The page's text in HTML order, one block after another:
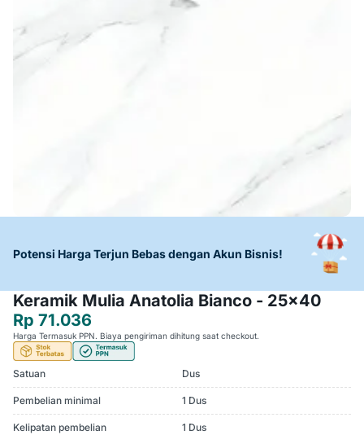
Potensi Harga Terjun Bebas dengan Akun Bisnis!
Keramik Mulia Anatolia Bianco - 25x40
Rp 71.036
Harga Termasuk PPN. Biaya pengiriman dihitung saat checkout.
Satuan Dus
Pembelian minimal 1 Dus
Kelipatan pembelian 1 Dus